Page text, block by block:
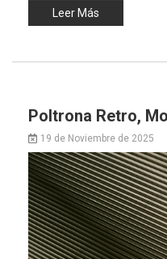
Leer Más
Poltrona Retro,
19 de Noviembre de 2025